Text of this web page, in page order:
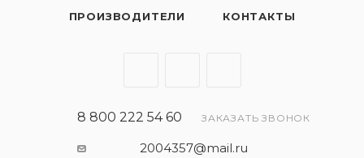
ПРОИЗВОДИТЕЛИ КОНТАКТЫ
8 800 222 54 60 ЗАКАЗАТЬ ЗВОНОК
2004357@mail.ru